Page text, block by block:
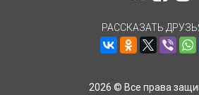
РАССКАЗАТЬ
2026 © Все права